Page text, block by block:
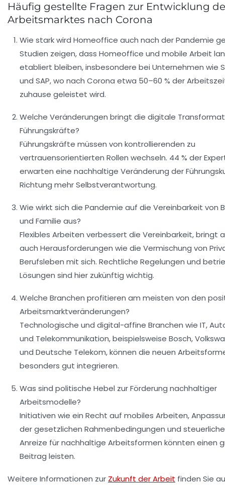
Häufig gestellte Fragen zur Entwicklung
Arbeitsmarktes nach Corona
Wie stark wird Homeoffice auch nach der Pandemie
Studien zeigen, dass Homeoffice und mobile Arbeit
etabliert bleiben, insbesondere bei Unternehmen wie
und SAP, wo nach Corona etwa 50–60 % der
zuhause geleistet wird.
Welche Veränderungen bringt die digitale
Führungskräfte?
Führungskräfte müssen von kontrollierenden zu
vertrauensorientierten Rollen wechseln. 44 % der
erwarten eine nachhaltige Veränderung der
Richtung mehr Selbstverantwortung.
Wie wirkt sich die Pandemie auf die Vereinbarkeit von
und Familie aus?
Flexibles Arbeiten verbessert die Vereinbarkeit, bringt
auch Herausforderungen wie die Vermischung von
Berufsleben mit sich. Rechtliche Regelungen und
Lösungen sind hier zukünftig wichtig.
Welche Branchen profitieren am meisten von den
Arbeitsmarktveränderungen?
Technologische und digital-affine Branchen wie IT,
und Telekommunikation, beispielsweise Bosch,
und Deutsche Telekom, können die neuen
besonders gut integrieren.
Was sind politische Hebel zur Förderung nachhaltiger
Arbeitsmodelle?
Initiativen wie ein Recht auf mobiles Arbeiten,
der gesetzlichen Rahmenbedingungen und steuerliche
Anreize für nachhaltige Arbeitsformen könnten einen
Beitrag leisten.
Weitere Informationen zur Zukunft der Arbeit finden Sie